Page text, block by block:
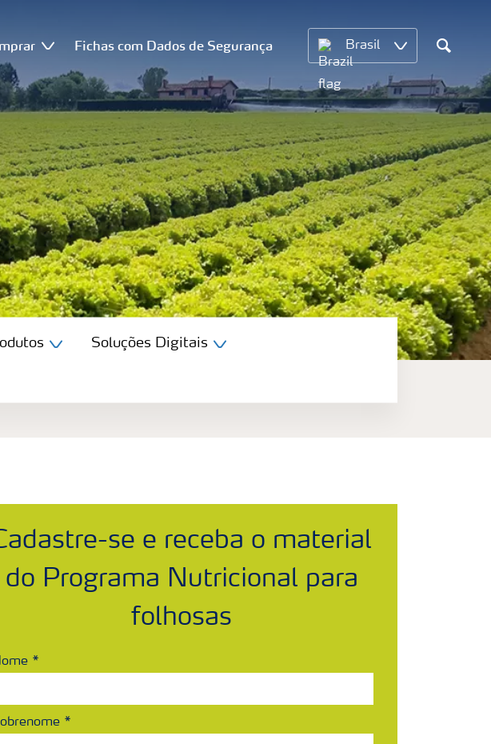
Fichas com Dados de Segurança Brasil
Search
Soluções Digitais
se e receba o material
do Programa Nutricional para
folhosas